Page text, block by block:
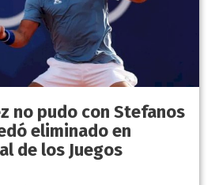
no pudo con Stefanos
eliminado en
de los Juegos